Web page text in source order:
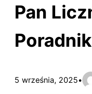
Pan
5 września, 2025•